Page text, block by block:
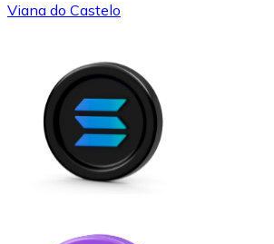
Viana do Castelo